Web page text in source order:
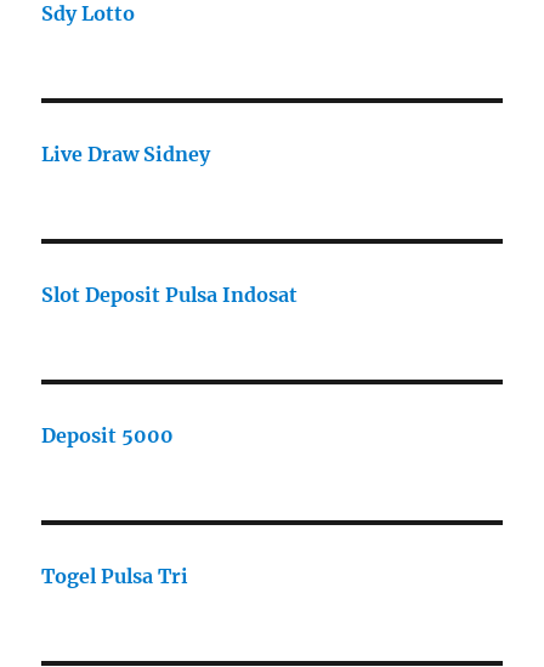
Sdy Lotto
Live Draw Sidney
Slot Deposit Pulsa Indosat
Deposit 5000
Togel Pulsa Tri